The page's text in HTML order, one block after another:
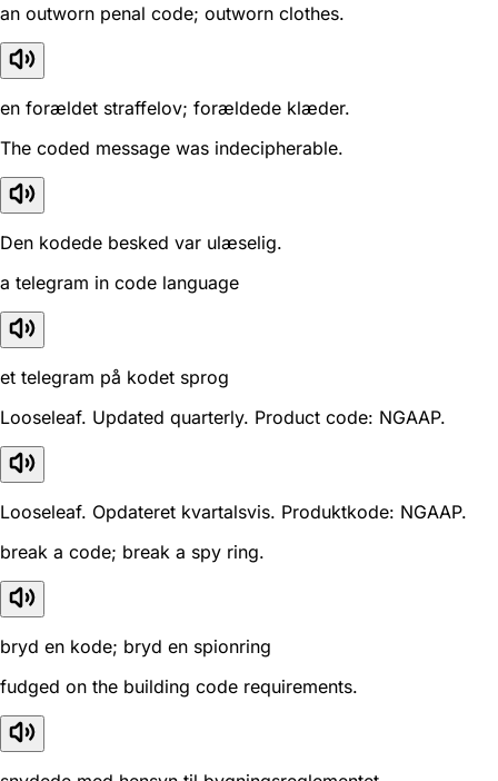
an outworn penal code; outworn clothes.
en forældet straffelov; forældede klæder.
The coded message was indecipherable.
Den kodede besked var ulæselig.
a telegram in code language
et telegram på kodet sprog
Looseleaf. Updated quarterly. Product code: NGAAP.
Looseleaf. Opdateret kvartalsvis. Produktkode: NGAAP.
break a code; break a spy ring.
bryd en kode; bryd en spionring
fudged on the building code requirements.